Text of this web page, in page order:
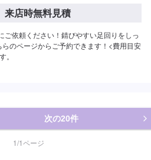
来店時無料見積
ご依頼ください！錆びやすい足回りをしっ
のページからご予約できます！<費用目安
。
次の20件
1/1ページ